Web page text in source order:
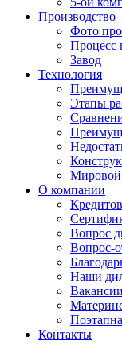
Производство
Фото
Процесс
Завод
Технология
Этапы
О компании
Вопрос
Вопрос-
Наши
Вакансии
Контакты